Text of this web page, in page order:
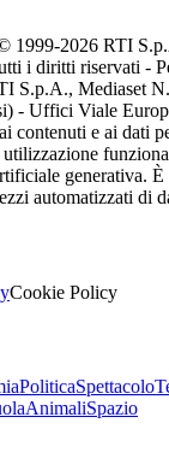
1999-2026 RTI
i diritti riservati -
S.p.A., Mediaset
- Uffici Viale
contenuti e ai dati
generativa.
automatizzati di
Cookie Policy
PoliticaSpettacolo
AnimaliSpazio